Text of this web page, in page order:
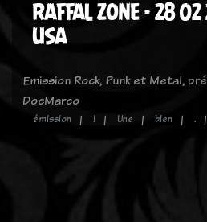
RAFFAL ZONE - 28
USA
Emission Rock, Punk et Metal,
DocMarco
émission ! Une bien .